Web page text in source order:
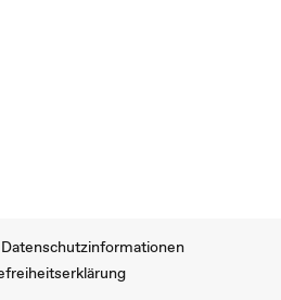
Datenschutzinformationen